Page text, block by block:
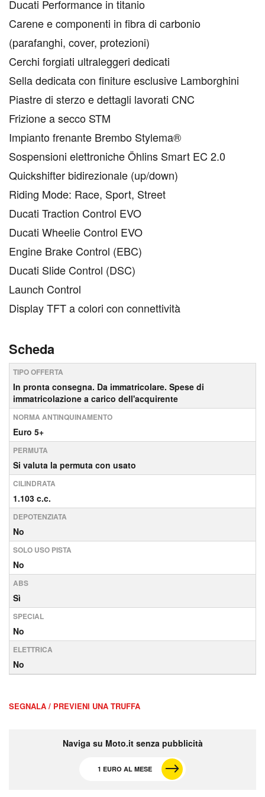
Ducati Performance in titanio
Carene e componenti in fibra di carbonio
(parafanghi, cover, protezioni)
Cerchi forgiati ultraleggeri dedicati
Sella dedicata con finiture esclusive Lamborghini
Piastre di sterzo e dettagli lavorati CNC
Frizione a secco STM
Impianto frenante Brembo Stylema®
Sospensioni elettroniche Öhlins Smart EC 2.0
Quickshifter bidirezionale (up/down)
Riding Mode: Race, Sport, Street
Ducati Traction Control EVO
Ducati Wheelie Control EVO
Engine Brake Control (EBC)
Ducati Slide Control (DSC)
Launch Control
Display TFT a colori con connettività
Scheda
TIPO OFFERTA
In pronta consegna. Da immatricolare. Spese di
immatricolazione a carico dell'acquirente
NORMA ANTINQUINAMENTO
Euro 5+
PERMUTA
Si valuta la permuta con usato
CILINDRATA
1.103 c.c.
DEPOTENZIATA
No
SOLO USO PISTA
No
ABS
Sì
SPECIAL
No
ELETTRICA
No
SEGNALA / PREVIENI UNA TRUFFA
Naviga su Moto.it senza pubblicità
1 EURO AL MESE